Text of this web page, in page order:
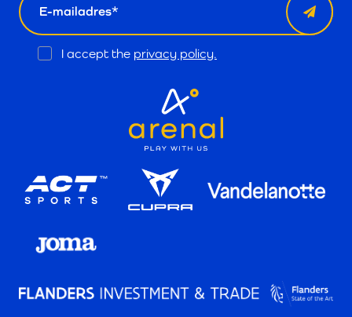
Opt
I accept the privacy policy.